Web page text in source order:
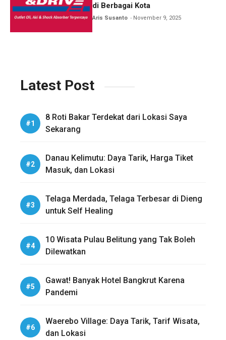
di Berbagai Kota
Aris Susanto November 9, 2025
Latest Post
8 Roti Bakar Terdekat dari Lokasi Saya
Sekarang
Danau Kelimutu: Daya Tarik, Harga Tiket
Masuk, dan Lokasi
Telaga Merdada, Telaga Terbesar di Dieng
untuk Self Healing
10 Wisata Pulau Belitung yang Tak Boleh
Dilewatkan
Gawat! Banyak Hotel Bangkrut Karena
Pandemi
Waerebo Village: Daya Tarik, Tarif Wisata,
dan Lokasi